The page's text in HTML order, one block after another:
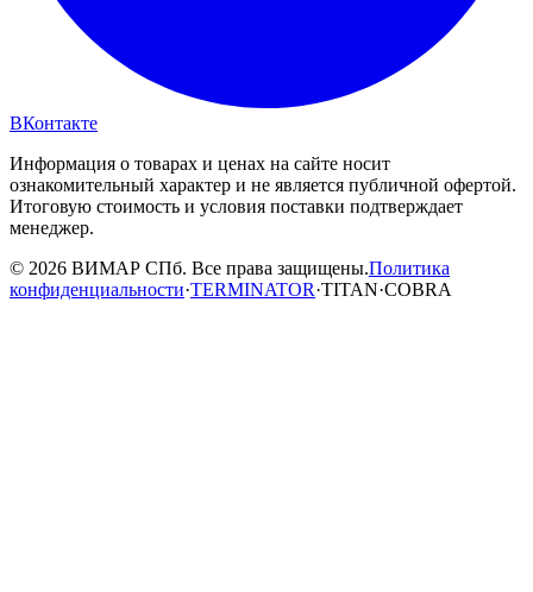
ВКонтакте
Информация о товарах и ценах на сайте носит
ознакомительный характер и не является публичной офертой.
Итоговую стоимость и условия поставки подтверждает
менеджер.
© 2026 ВИМАР СПб. Все права защищены.Политика
конфиденциальности·TERMINATOR·TITAN·COBRA